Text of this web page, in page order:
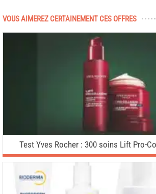
VOUS AIMEREZ CERTAINEMENT CES OFFRES
Test Yves Rocher : 300 soins Lift Pro-